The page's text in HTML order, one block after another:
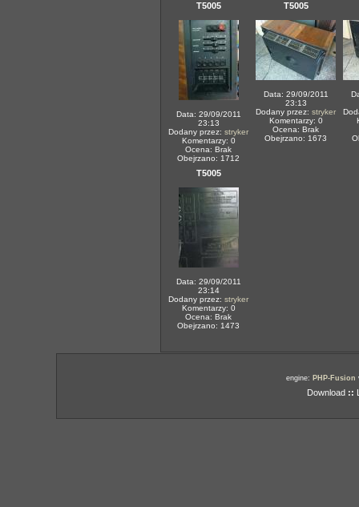
T5005
Data: 29/09/2011
23:13
Dodany przez: stryker
Komentarzy: 0
Ocena: Brak
Obejrzano: 1712
T5005
Data: 29/09/2011
23:13
Dodany przez: stryker
Komentarzy: 0
Ocena: Brak
Obejrzano: 1673
T5005
Data: 29/09/2011
23:14
Dodany przez: stryker
Komentarzy: 0
Ocena: Brak
Obejrzano: 1473
engine: PHP-Fusion
Download ::